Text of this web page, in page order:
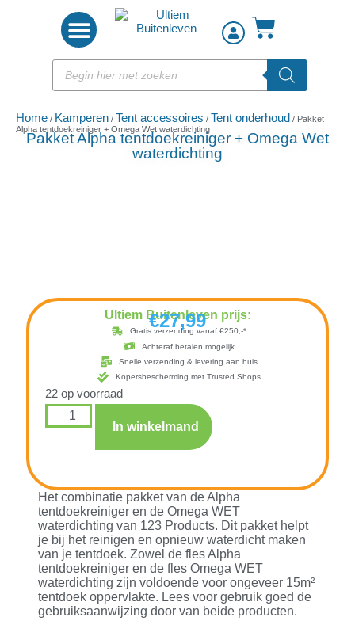
Home / Kamperen / Tent accessoires / Tent onderhoud / Pakket
Alpha tentdoekreiniger + Omega Wet waterdichting
Pakket Alpha tentdoekreiniger + Omega Wet
waterdichting
Ultiem Buitenleven prijs:
€27,99
Gratis verzending vanaf €250,-*
Achteraf betalen mogelijk
Snelle verzending & levering aan huis
Kopersbescherming met Trusted Shops
22 op voorraad
In winkelmand
Het combinatie pakket van de Alpha
tentdoekreiniger en de Omega WET
waterdichting van 123 Products. Dit pakket helpt
je bij het reinigen en opnieuw waterdicht maken
van je tentdoek. Zowel de fles Alpha
tentdoekreiniger en de fles Omega WET
waterdichting zijn voldoende voor ongeveer 15m²
tentdoek oppervlakte. Lees voor gebruik goed de
gebruiksaanwijzing door van beide producten.